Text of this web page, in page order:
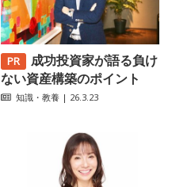
成功投資家が語る負け
ない資産構築のポイント
知識・教養 | 26.3.23